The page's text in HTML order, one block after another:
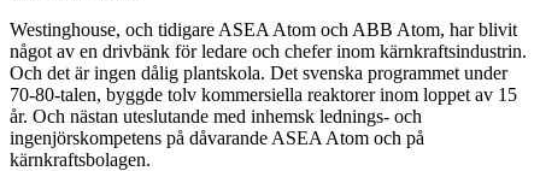
Westinghouse, och tidigare ASEA Atom och ABB Atom, har blivit
något av en drivbänk för ledare och chefer inom kärnkraftsindustrin.
Och det är ingen dålig plantskola. Det svenska programmet under
70-80-talen, byggde tolv kommersiella reaktorer inom loppet av 15
år. Och nästan uteslutande med inhemsk lednings- och
ingenjörskompetens på dåvarande ASEA Atom och på
kärnkraftsbolagen.